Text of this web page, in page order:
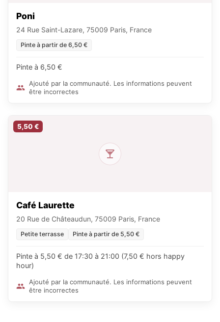
Poni
24 Rue Saint-Lazare, 75009 Paris, France
Pinte à partir de 6,50 €
Pinte à 6,50 €
Ajouté par la communauté. Les informations peuvent
être incorrectes
5,50 €
Café Laurette
20 Rue de Châteaudun, 75009 Paris, France
Petite terrasse Pinte à partir de 5,50 €
Pinte à 5,50 € de 17:30 à 21:00 (7,50 € hors happy
hour)
Ajouté par la communauté. Les informations peuvent
être incorrectes